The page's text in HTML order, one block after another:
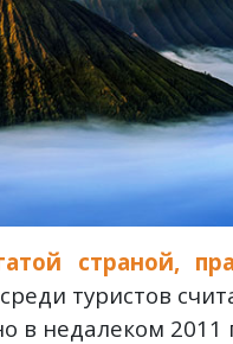
страной,
туристов
в недалеком 2011